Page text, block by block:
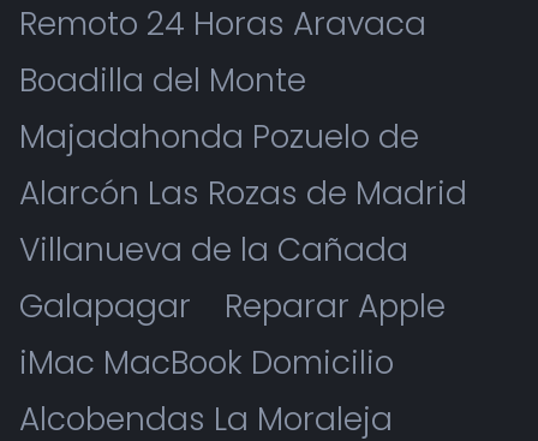
Remoto 24 Horas Aravaca
Boadilla del Monte
Majadahonda Pozuelo de
Alarcón Las Rozas de Madrid
Villanueva de la Cañada
Galapagar
Reparar Apple
iMac MacBook Domicilio
Alcobendas La Moraleja